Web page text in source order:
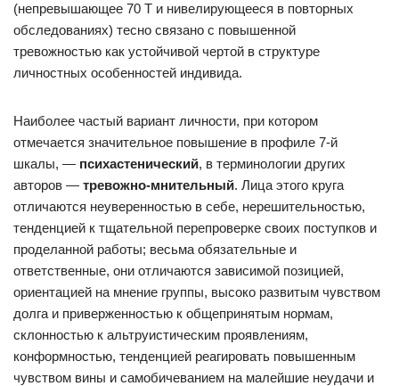
(непревышающее 70 Т и нивелирующееся в повторных
обследованиях) тесно связано с повышенной
тревожностью как устойчивой чертой в структуре
личностных особенностей индивида.
Наиболее частый вариант личности, при котором
отмечается значительное повышение в профиле 7-й
шкалы, — психастенический, в терминологии других
авторов — тревожно-мнительный. Лица этого круга
отличаются неуверенностью в себе, нерешительностью,
тенденцией к тщательной перепроверке своих поступков и
проделанной работы; весьма обязательные и
ответственные, они отличаются зависимой позицией,
ориентацией на мнение группы, высоко развитым чувством
долга и приверженностью к общепринятым нормам,
склонностью к альтруистическим проявлениям,
конформностью, тенденцией реагировать повышенным
чувством вины и самобичеванием на малейшие неудачи и